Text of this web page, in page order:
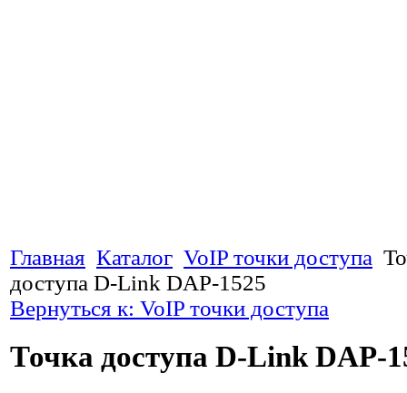
Главная Каталог VoIP точки доступа
доступа D-Link DAP-1525
Вернуться к: VoIP точки доступа
Точка доступа D-Link DAP-